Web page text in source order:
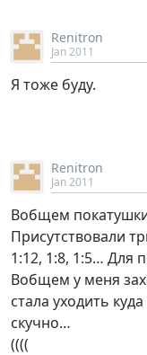
Renitron
Jan 2011
Я тоже буду.
Renitron
Jan 2011
Вобщем
Присутствовали
1:12, 1:8, 1:5… Для
Вобщем у меня
стала уходить
скучно…
((((